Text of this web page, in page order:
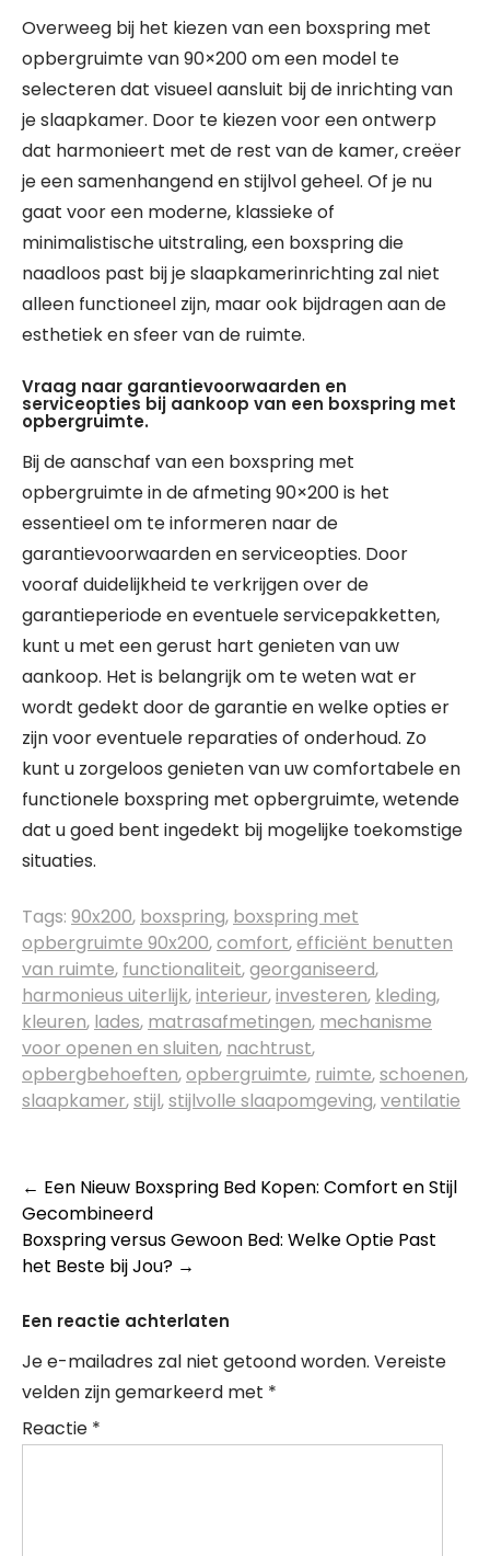
Overweeg bij het kiezen van een boxspring met
opbergruimte van 90×200 om een model te
selecteren dat visueel aansluit bij de inrichting van
je slaapkamer. Door te kiezen voor een ontwerp
dat harmonieert met de rest van de kamer, creëer
je een samenhangend en stijlvol geheel. Of je nu
gaat voor een moderne, klassieke of
minimalistische uitstraling, een boxspring die
naadloos past bij je slaapkamerinrichting zal niet
alleen functioneel zijn, maar ook bijdragen aan de
esthetiek en sfeer van de ruimte.
Vraag naar garantievoorwaarden en
serviceopties bij aankoop van een boxspring met
opbergruimte.
Bij de aanschaf van een boxspring met
opbergruimte in de afmeting 90×200 is het
essentieel om te informeren naar de
garantievoorwaarden en serviceopties. Door
vooraf duidelijkheid te verkrijgen over de
garantieperiode en eventuele servicepakketten,
kunt u met een gerust hart genieten van uw
aankoop. Het is belangrijk om te weten wat er
wordt gedekt door de garantie en welke opties er
zijn voor eventuele reparaties of onderhoud. Zo
kunt u zorgeloos genieten van uw comfortabele en
functionele boxspring met opbergruimte, wetende
dat u goed bent ingedekt bij mogelijke toekomstige
situaties.
Tags: 90x200, boxspring, boxspring met
opbergruimte 90x200,comfort,efficiënt benutten
van ruimte, functionaliteit,georganiseerd,
harmonieus uiterlijk,interieur,investeren, kleding,
kleuren, lades, matrasafmetingen, mechanisme
voor openen en sluiten, nachtrust,
opbergbehoeften,opbergruimte, ruimte,schoenen,
slaapkamer,stijl,stijlvolle slaapomgeving,ventilatie
Berichtnavigatie
← Een Nieuw Boxspring Bed Kopen: Comfort en Stijl
Gecombineerd
Boxspring versus Gewoon Bed: Welke Optie Past
het Beste bij Jou? →
Een reactie achterlaten
Je e-mailadres zal niet getoond worden. Vereiste
velden zijn gemarkeerd met *
Reactie *